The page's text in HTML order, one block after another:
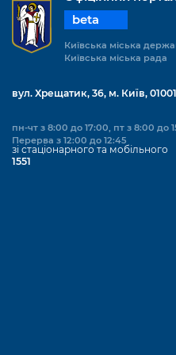
Підприємства,
Kyiv International
Безбар'єрність
Київська міська
Портал Захисників та
Безбар'єрність
Портал послуг
Міський застосунок
Важливе під час
Уряд» – місцевий
Важливе під час
Про відкриті дані
Портал даних Києва
beta
Київська міська
Київська міська рада
вул. Хрещатик, 36, м. Київ, 01001
пн-чт з 8:00 до 17:00, пт з 8:00 до
Перерва з 12:00 до 12:45
зі стаціонарного та мобільного
1551